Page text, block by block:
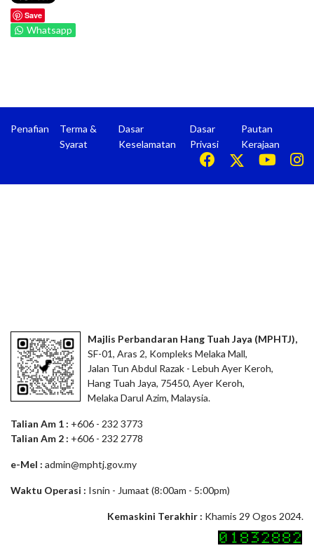
Save
Whatsapp
Penafian
Terma &
Syarat
Dasar
Keselamatan
Dasar
Privasi
Pautan
Kerajaan
Majlis Perbandaran Hang Tuah Jaya (MPHTJ),
SF-01, Aras 2, Kompleks Melaka Mall,
Jalan Tun Abdul Razak - Lebuh Ayer Keroh,
Hang Tuah Jaya, 75450, Ayer Keroh,
Melaka Darul Azim, Malaysia.
Talian Am 1 : +606 - 232 3773
Talian Am 2 : +606 - 232 2778
e-Mel : admin@mphtj.gov.my
Waktu Operasi : Isnin - Jumaat (8:00am - 5:00pm)
Kemaskini Terakhir : Khamis 29 Ogos 2024.